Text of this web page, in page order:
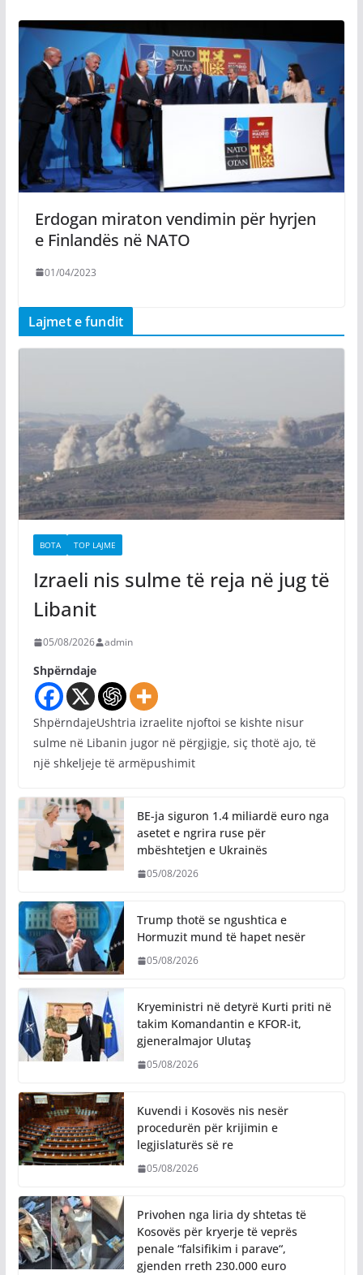
Erdogan miraton vendimin për hyrjen
e Finlandës në NATO
01/04/2023
Lajmet e fundit
BOTA TOP LAJME
Izraeli nis sulme të reja në jug të
Libanit
05/08/2026 admin
Shpërndaje
ShpërndajeUshtria izraelite njoftoi se kishte nisur
sulme në Libanin jugor në përgjigje, siç thotë ajo, të
një shkeljeje të armëpushimit
BE-ja siguron 1.4 miliardë euro nga
asetet e ngrira ruse për
mbështetjen e Ukrainës
05/08/2026
Trump thotë se ngushtica e
Hormuzit mund të hapet nesër
05/08/2026
Kryeministri në detyrë Kurti priti në
takim Komandantin e KFOR-it,
gjeneralmajor Ulutaş
05/08/2026
Kuvendi i Kosovës nis nesër
procedurën për krijimin e
legjislaturës së re
05/08/2026
Privohen nga liria dy shtetas të
Kosovës për kryerje të veprës
penale “falsifikim i parave“,
gjenden rreth 230.000 euro